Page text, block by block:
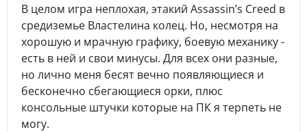
В целом игра неплохая, этакий Assassin’s Creed в
средиземье Властелина колец. Но, несмотря на
хорошую и мрачную графику, боевую механику -
есть в ней и свои минусы. Для всех они разные,
но лично меня бесят вечно появляющиеся и
бесконечно сбегающиеся орки, плюс
консольные штучки которые на ПК я терпеть не
могу.